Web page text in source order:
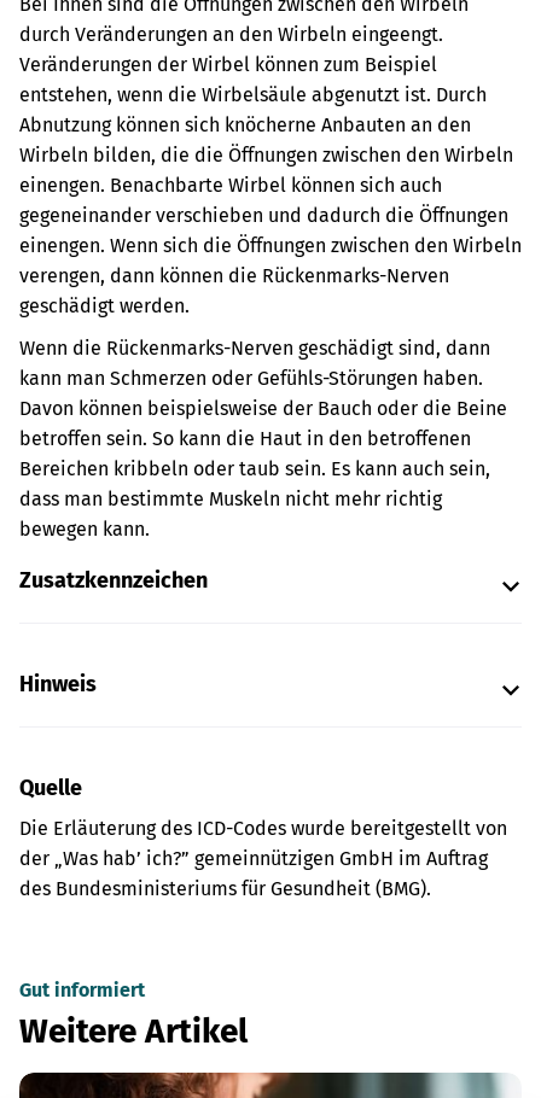
durch Veränderungen an den Wirbeln eingeengt.
Veränderungen der Wirbel können zum Beispiel
entstehen, wenn die Wirbelsäule abgenutzt ist. Durch
Abnutzung können sich knöcherne Anbauten an den
Wirbeln bilden, die die Öffnungen zwischen den Wirbeln
einengen. Benachbarte Wirbel können sich auch
gegeneinander verschieben und dadurch die Öffnungen
einengen. Wenn sich die Öffnungen zwischen den Wirbeln
verengen, dann können die Rückenmarks-Nerven
geschädigt werden.
Wenn die Rückenmarks-Nerven geschädigt sind, dann
kann man Schmerzen oder Gefühls-Störungen haben.
Davon können beispielsweise der Bauch oder die Beine
betroffen sein. So kann die Haut in den betroffenen
Bereichen kribbeln oder taub sein. Es kann auch sein,
dass man bestimmte Muskeln nicht mehr richtig
bewegen kann.
Zusatzkennzeichen
Hinweis
Quelle
Die Erläuterung des ICD-Codes wurde bereitgestellt von
der „Was hab’ ich?” gemeinnützigen GmbH im Auftrag
des Bundesministeriums für Gesundheit (BMG).
Gut informiert
Weitere Artikel